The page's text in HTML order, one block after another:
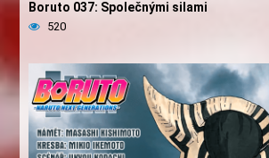
Boruto 037: Společnými silami
520